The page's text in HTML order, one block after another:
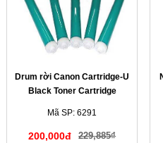
Drum rời Canon Cartridge-U
Black Toner Cartridge
Mã SP: 6291
200,000đ 229,885₫